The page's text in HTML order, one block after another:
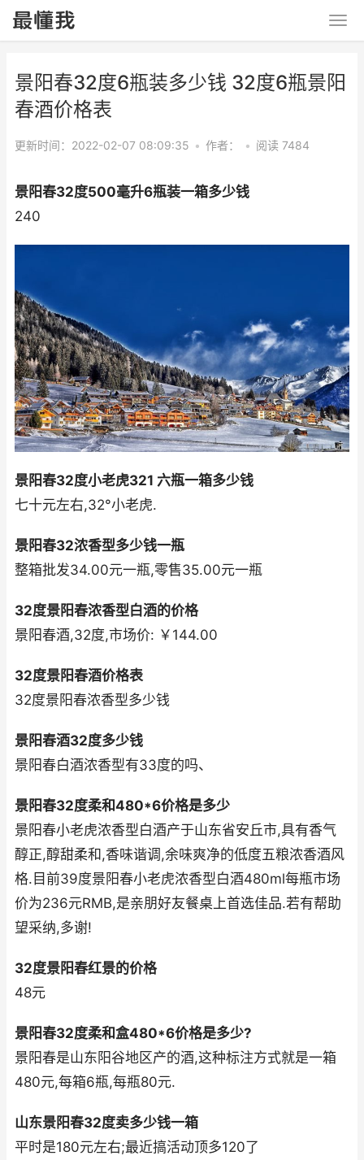
景阳春32度6瓶装多少钱 32度6瓶景阳
春酒价格表
更新时间：2022-02-07 08:09:35 • 作者： • 阅读 7484
景阳春32度500毫升6瓶装一箱多少钱
240
景阳春32度小老虎321 六瓶一箱多少钱
七十元左右,32°小老虎.
景阳春32浓香型多少钱一瓶
整箱批发34.00元一瓶,零售35.00元一瓶
32度景阳春浓香型白酒的价格
景阳春酒,32度,市场价: ￥144.00
32度景阳春酒价格表
32度景阳春浓香型多少钱
景阳春酒32度多少钱
景阳春白酒浓香型有33度的吗、
景阳春32度柔和480*6价格是多少
景阳春小老虎浓香型白酒产于山东省安丘市,具有香气
醇正,醇甜柔和,香味谐调,余味爽净的低度五粮浓香酒风
格.目前39度景阳春小老虎浓香型白酒480ml每瓶市场
价为236元RMB,是亲朋好友餐桌上首选佳品.若有帮助
望采纳,多谢!
32度景阳春红景的价格
48元
景阳春32度柔和盒480*6价格是多少?
景阳春是山东阳谷地区产的酒,这种标注方式就是一箱
480元,每箱6瓶,每瓶80元.
山东景阳春32度卖多少钱一箱
平时是180元左右;最近搞活动顶多120了